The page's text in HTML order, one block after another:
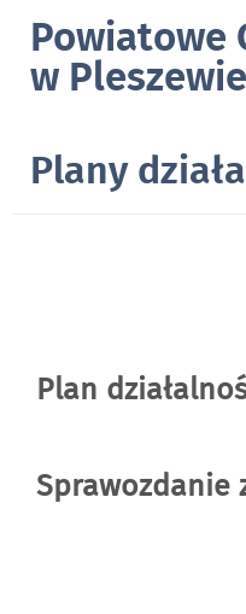
Powiatowe
w Pleszewie
Plany
Plan
Sprawozdanie